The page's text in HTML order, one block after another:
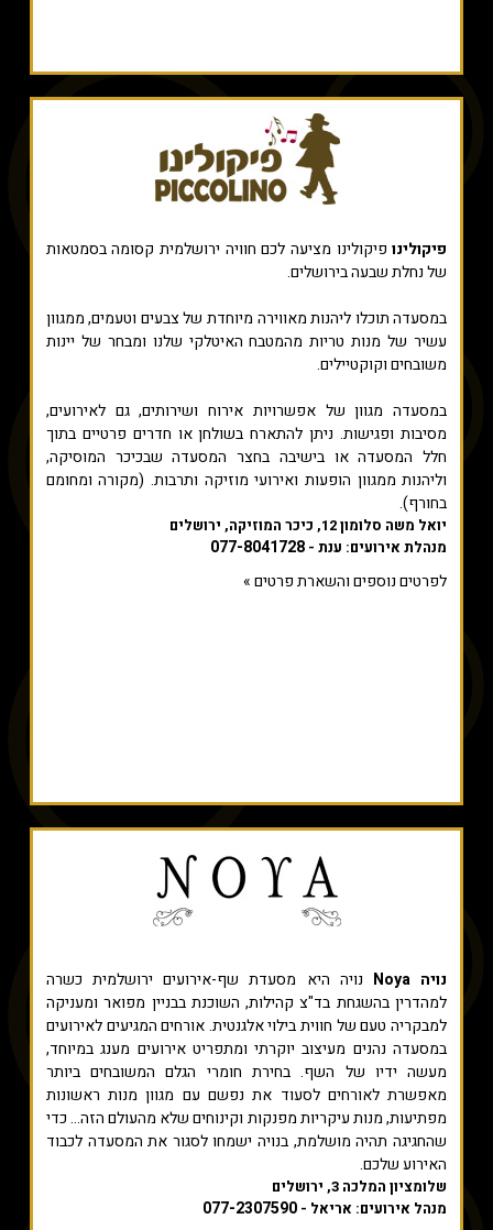
פיקולינופיקולינו מציעה לכם חוויה ירושלמית קסומה בסמטאות
של נחלת שבעה בירושלים.
במסעדה תוכלו ליהנות מאווירה מיוחדת של צבעים וטעמים, ממגוון
עשיר של מנות טריות מהמטבח האיטלקי שלנו ומבחר של יינות
משובחים וקוקטיילים.
במסעדה מגוון של אפשרויות אירוח ושירותים, גם לאירועים,
מסיבות ופגישות. ניתן להתארח בשולחן או חדרים פרטיים בתוך
חלל המסעדה או בישיבה בחצר המסעדה שבכיכר המוסיקה,
וליהנות ממגוון הופעות ואירועי מוזיקה ותרבות. (מקורה ומחומם
בחורף).
יואל משה סלומון 12, כיכר המוזיקה, ירושלים
מנהלת אירועים: ענת - 077-8041728
לפרטים נוספים והשארת פרטים »
נויה Noya
נויה היא מסעדת שף-אירועים ירושלמית כשרה
למהדרין בהשגחת בד"צ קהילות, השוכנת בבניין מפואר ומעניקה
למבקריה טעם של חווית בילוי אלגנטית. אורחים המגיעים לאירועים
במסעדה נהנים מעיצוב יוקרתי ומתפריט אירועים מענג במיוחד,
מעשה ידיו של השף. בחירת חומרי הגלם המשובחים ביותר
מאפשרת לאורחים לסעוד את נפשם עם מגוון מנות ראשונות
מפתיעות, מנות עיקריות מפנקות וקינוחים שלא מהעולם הזה... כדי
שהחגיגה תהיה מושלמת, בנויה ישמחו לסגור את המסעדה לכבוד
האירוע שלכם.
שלומציון המלכה 3, ירושלים
מנהל אירועים: אריאל - 077-2307590